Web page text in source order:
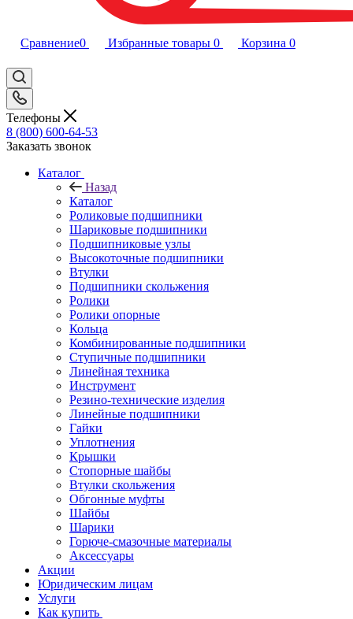
Сравнение0 Избранные товары 0 Корзина 0
Телефоны
8 (800) 600-64-53
Заказать звонок
Каталог
Назад
Каталог
Роликовые подшипники
Шариковые подшипники
Подшипниковые узлы
Высокоточные подшипники
Втулки
Подшипники скольжения
Ролики
Ролики опорные
Кольца
Комбинированные подшипники
Ступичные подшипники
Линейная техника
Инструмент
Резино-технические изделия
Линейные подшипники
Гайки
Уплотнения
Крышки
Стопорные шайбы
Втулки скольжения
Обгонные муфты
Шайбы
Шарики
Горюче-смазочные материалы
Аксессуары
Акции
Юридическим лицам
Услуги
Как купить